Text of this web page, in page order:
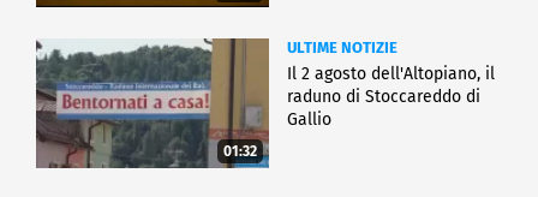
01:32
ULTIME NOTIZIE
Il 2 agosto dell'Altopiano, il
raduno di Stoccareddo di
Gallio